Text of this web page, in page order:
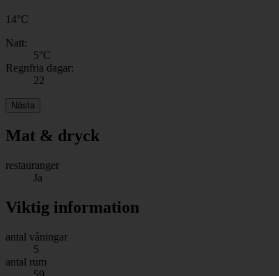
14°C
Natt:
5°C
Regnfria dagar:
22
Nästa
Mat & dryck
restauranger
Ja
Viktig information
antal våningar
5
antal rum